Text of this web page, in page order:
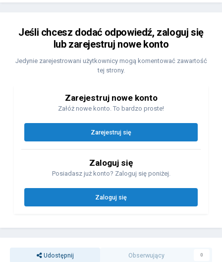
Jeśli chcesz dodać odpowiedź, zaloguj się
lub zarejestruj nowe konto
Jedynie zarejestrowani użytkownicy mogą komentować zawartość
tej strony.
Zarejestruj nowe konto
Załóż nowe konto. To bardzo proste!
Zarejestruj się
Zaloguj się
Posiadasz już konto? Zaloguj się poniżej.
Zaloguj się
Udostępnij Obserwujący 0